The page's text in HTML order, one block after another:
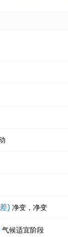
) 净变，净变
气候适宜阶段